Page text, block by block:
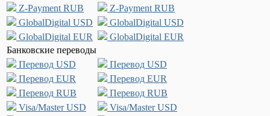
Z-Payment RUB
Z-Payment RUB
GlobalDigital USD
GlobalDigital USD
GlobalDigital EUR
GlobalDigital EUR
Банковские переводы
Перевод USD
Перевод USD
Перевод EUR
Перевод EUR
Перевод RUB
Перевод RUB
Visa/Master USD
Visa/Master USD